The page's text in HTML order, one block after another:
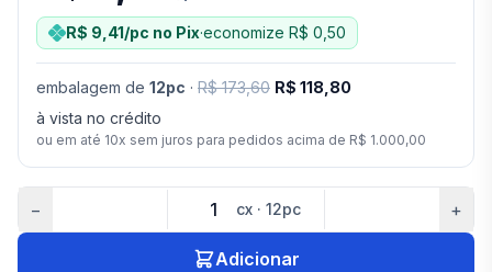
R$ 9,41/pc no Pix·economize R$ 0,50
embalagem de 12pc · R$ 173,60 R$ 118,80
à vista no crédito
ou em até 10x sem juros para pedidos acima de R$ 1.000,00
− cx· 12pc +
Adicionar